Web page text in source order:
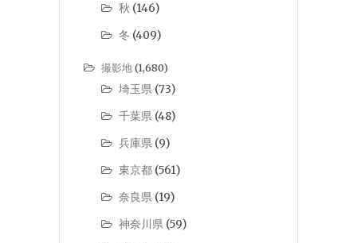
秋 (146)
冬 (409)
撮影地(1,680)
埼玉県 (73)
千葉県 (48)
兵庫県 (9)
東京都 (561)
奈良県 (19)
神奈川県 (59)